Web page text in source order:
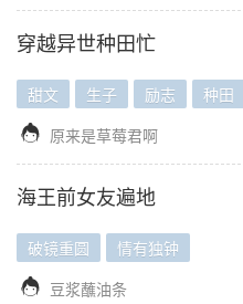
穿越异世种田忙
甜文 生子 励志 种田
 原来是草莓君啊
海王前女友遍地
破镜重圆 情有独钟
 豆浆蘸油条